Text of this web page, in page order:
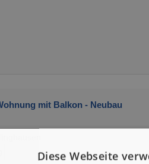
mit Balkon - Neubau
Diese Webseite